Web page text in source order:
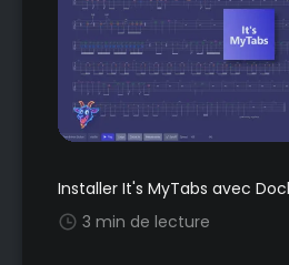
Installer It's MyTabs avec
3 min de lecture